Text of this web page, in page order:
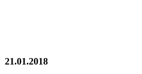
21.01.2018